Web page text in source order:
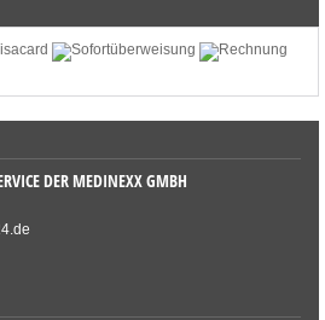
DER MEDINEXX GMBH